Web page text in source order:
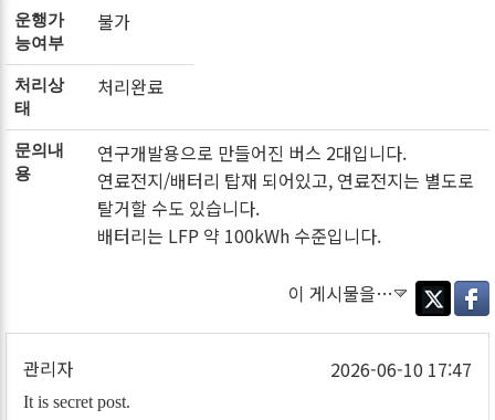
운행가
능여부
불가
처리상
태
처리완료
문의내
용
연구개발용으로 만들어진 버스 2대입니다.
연료전지/배터리 탑재 되어있고, 연료전지는 별도로
탈거할 수도 있습니다.
배터리는 LFP 약 100kWh 수준입니다.
이 게시물을…
Twitter
관리자 2026-06-10 17:47
It is secret post.